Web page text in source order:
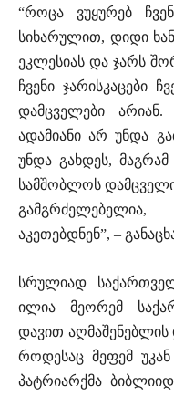
“როცა ვუყურებ
სიხარულით, დიდი
ეკლესიას და ჯარს
ჩვენი ჯარისკაცები
დამცველები
ადამიანი არ უნდა
უნდა გახდეს,
სამშობლოს
აკეთებდნენ”, –
სრულიად
ილია მეორემ
დავით
როდესაც მეფემ უკან
პატრიარქმა